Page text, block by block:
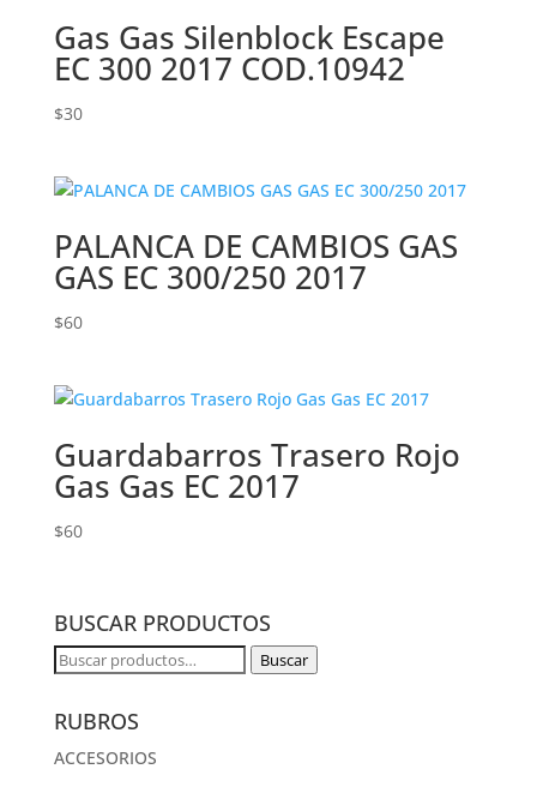
Gas Gas Silenblock Escape
EC 300 2017 COD.10942
$30
PALANCA DE CAMBIOS GAS
GAS EC 300/250 2017
$60
Guardabarros Trasero Rojo
Gas Gas EC 2017
$60
BUSCAR PRODUCTOS
Buscar
Buscar
RUBROS
ACCESORIOS